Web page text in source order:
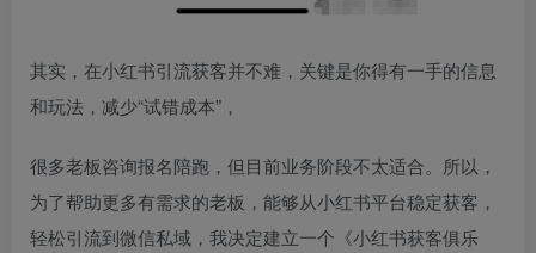
其实，在小红书引流获客并不难，关键是你得有一手的信息
和玩法，减少“试错成本”，
很多老板咨询报名陪跑，但目前业务阶段不太适合。所以，
为了帮助更多有需求的老板，能够从小红书平台稳定获客，
轻松引流到微信私域，我决定建立一个《小红书获客俱乐